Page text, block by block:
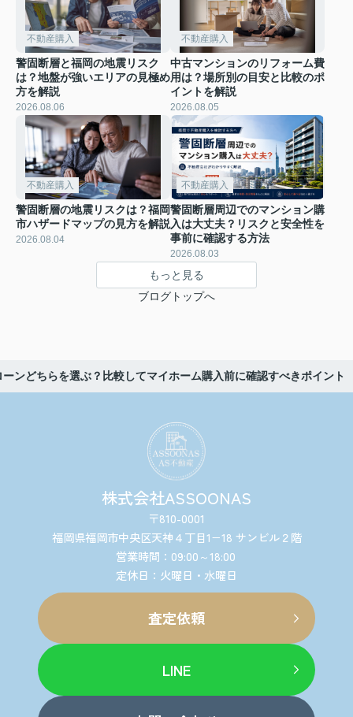
不動産購入
警固断層と福岡の地震リスク
は？地盤が強いエリアの見極め
方を解説
2026.08.06
不動産購入
中古マンションのリフォーム費
用は？場所別の目安と比較のポ
イントを解説
2026.08.05
不動産購入
警固断層の地震リスクは？福岡
市ハザードマップの見方を解説
2026.08.04
不動産購入
警固断層周辺でのマンション購
入は大丈夫？リスクと安全性を
事前に確認する方法
2026.08.03
もっと見る
ブログトップへ
ンどちらを選ぶ？比較してマイホーム購入前に確認すべきポイント
株式会社ASSOONAS
〒810-0001
福岡県福岡市中央区天神４丁目1−18 サンビル２階
営業時間：09:00～18:00
定休日：火曜日・水曜日
査定依頼
LINE